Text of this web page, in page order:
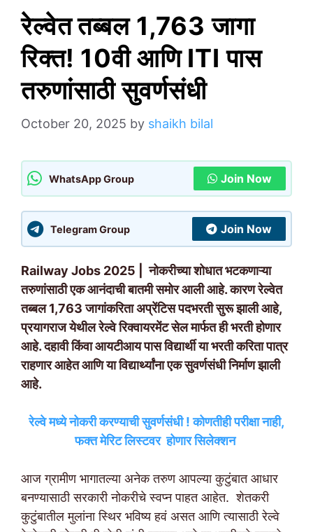
रेल्वेत तब्बल 1,763 जागा
रिक्त! 10वी आणि ITI पास
तरुणांसाठी सुवर्णसंधी
October 20, 2025 by shaikh bilal
WhatsApp Group Join Now
Telegram Group Join Now
Railway Jobs 2025 | नोकरीच्या शोधात भटकणाऱ्या
तरुणांसाठी एक आनंदाची बातमी समोर आली आहे. कारण रेल्वेत
तब्बल 1,763 जागांकरिता अप्रेंटिस पदभरती सुरू झाली आहे,
प्रयागराज येथील रेल्वे रिक्वायरमेंट सेल मार्फत ही भरती होणार
आहे. दहावी किंवा आयटीआय पास विद्यार्थी या भरती करिता पात्र
राहणार आहेत आणि या विद्यार्थ्यांना एक सुवर्णसंधी निर्माण झाली
आहे.
रेल्वे मध्ये नोकरी करण्याची सुवर्णसंधी ! कोणतीही परीक्षा नाही,
फक्त मेरिट लिस्टवर होणार सिलेक्शन
आज ग्रामीण भागातल्या अनेक तरुण आपल्या कुटुंबात आधार
बनण्यासाठी सरकारी नोकरीचे स्वप्न पाहत आहेत. शेतकरी
कुटुंबातील मुलांना स्थिर भविष्य हवं असत आणि त्यासाठी रेल्वे